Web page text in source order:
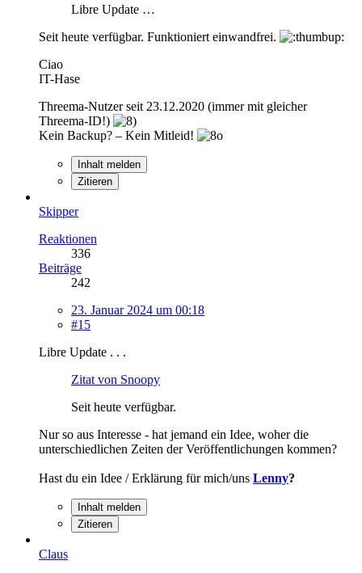
Libre Update …
Seit heute verfügbar. Funktioniert einwandfrei.
Ciao
IT-Hase
Threema-Nutzer seit 23.12.2020 (immer mit gleicher
Threema-ID!)
Kein Backup? – Kein Mitleid!
Inhalt melden
Zitieren
Skipper
Reaktionen
336
Beiträge
242
23. Januar 2024 um 00:18
#15
Libre Update . . .
Zitat von Snoopy
Seit heute verfügbar.
Nur so aus Interesse - hat jemand ein Idee, woher die
unterschiedlichen Zeiten der Veröffentlichungen kommen?
Hast du ein Idee / Erklärung für mich/uns Lenny?
Inhalt melden
Zitieren
Claus